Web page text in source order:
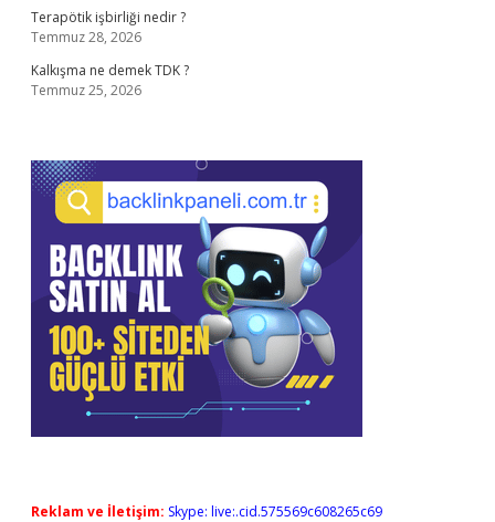
Terapötik işbirliği nedir ?
Temmuz 28, 2026
Kalkışma ne demek TDK ?
Temmuz 25, 2026
Reklam ve İletişim: Skype: live:.cid.575569c608265c69